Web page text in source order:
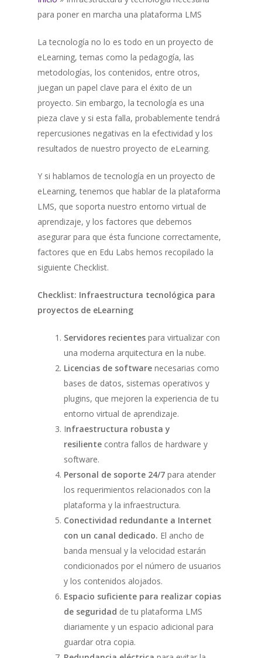
para poner en marcha una plataforma LMS
La tecnología no lo es todo en un proyecto de
eLearning, temas como la pedagogía, las
metodologías, los contenidos, entre otros,
juegan un papel clave para el éxito de un
proyecto. Sin embargo, la tecnología es una
pieza clave y si esta falla, probablemente tendrá
repercusiones negativas en la efectividad y los
resultados de nuestro proyecto de eLearning.
Y si hablamos de tecnología en un proyecto de
eLearning, tenemos que hablar de la plataforma
LMS, que soporta nuestro entorno virtual de
aprendizaje, y los factores que debemos
asegurar para que ésta funcione correctamente,
factores que en Edu Labs hemos recopilado la
siguiente Checklist.
Checklist: Infraestructura tecnológica para
proyectos de eLearning
Servidores recientes para virtualizar con
una moderna arquitectura en la nube.
Licencias de software necesarias como
bases de datos, sistemas operativos y
plugins, que mejoren la experiencia de tu
entorno virtual de aprendizaje.
Infraestructura robusta y
resiliente contra fallos de hardware y
software.
Personal de soporte 24/7 para atender
los requerimientos relacionados con la
plataforma y la infraestructura.
Conectividad redundante a Internet
con un canal dedicado. El ancho de
banda mensual y la velocidad estarán
condicionados por el número de usuarios
y los contenidos alojados.
Espacio suficiente para realizar copias
de seguridad de tu plataforma LMS
diariamente y un espacio adicional para
guardar otra copia.